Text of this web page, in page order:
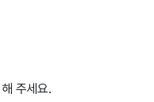
주세요.